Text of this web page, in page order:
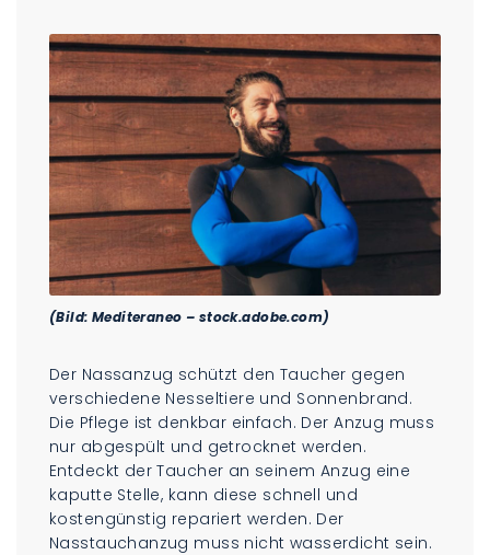
(Bild: Mediteraneo – stock.adobe.com)
Der Nassanzug schützt den Taucher gegen
verschiedene Nesseltiere und Sonnenbrand.
Die Pflege ist denkbar einfach. Der Anzug muss
nur abgespült und getrocknet werden.
Entdeckt der Taucher an seinem Anzug eine
kaputte Stelle, kann diese schnell und
kostengünstig repariert werden. Der
Nasstauchanzug muss nicht wasserdicht sein.